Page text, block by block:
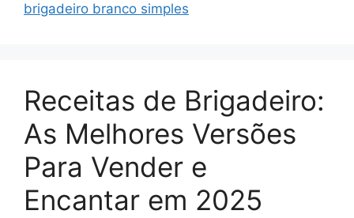
brigadeiro branco simples
Receitas de Brigadeiro:
As Melhores Versões
Para Vender e
Encantar em 2025